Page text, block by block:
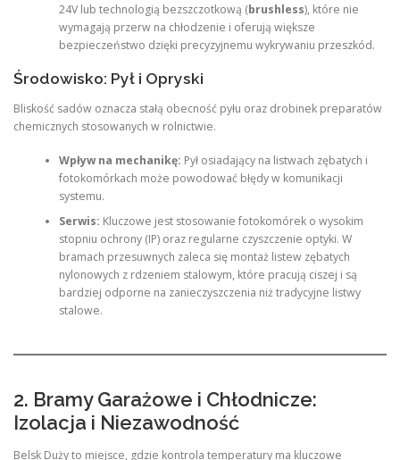
24V lub technologią bezszczotkową (brushless), które nie
wymagają przerw na chłodzenie i oferują większe
bezpieczeństwo dzięki precyzyjnemu wykrywaniu przeszkód.
Środowisko: Pył i Opryski
Bliskość sadów oznacza stałą obecność pyłu oraz drobinek preparatów
chemicznych stosowanych w rolnictwie.
Wpływ na mechanikę: Pył osiadający na listwach zębatych i
fotokomórkach może powodować błędy w komunikacji
systemu.
Serwis: Kluczowe jest stosowanie fotokomórek o wysokim
stopniu ochrony (IP) oraz regularne czyszczenie optyki. W
bramach przesuwnych zaleca się montaż listew zębatych
nylonowych z rdzeniem stalowym, które pracują ciszej i są
bardziej odporne na zanieczyszczenia niż tradycyjne listwy
stalowe.
2. Bramy Garażowe i Chłodnicze:
Izolacja i Niezawodność
Belsk Duży to miejsce, gdzie kontrola temperatury ma kluczowe